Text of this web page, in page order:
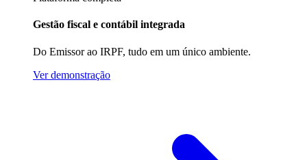
Gestão fiscal e contábil integrada
Do Emissor ao IRPF, tudo em um único ambiente.
Ver demonstração